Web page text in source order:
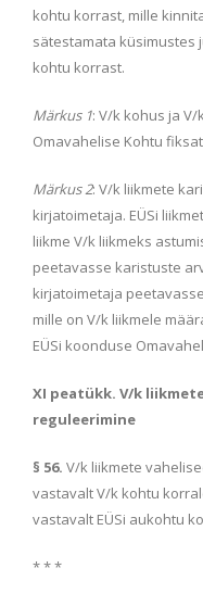
kohtu korrast, mille
sätestamata küsimustes
kohtu korrast.
Märkus 1: V/k kohus ja
Omavahelise Kohtu
Märkus 2: V/k liikmete
kirjatoimetaja. EÜSi
liikme V/k liikmeks
peetavasse karistuste
kirjatoimetaja
mille on V/k liikmele
EÜSi koonduse
XI peatükk. V/k
reguleerimine
§ 56. V/k liikmete
vastavalt V/k kohtu
vastavalt EÜSi aukohtu
* * *